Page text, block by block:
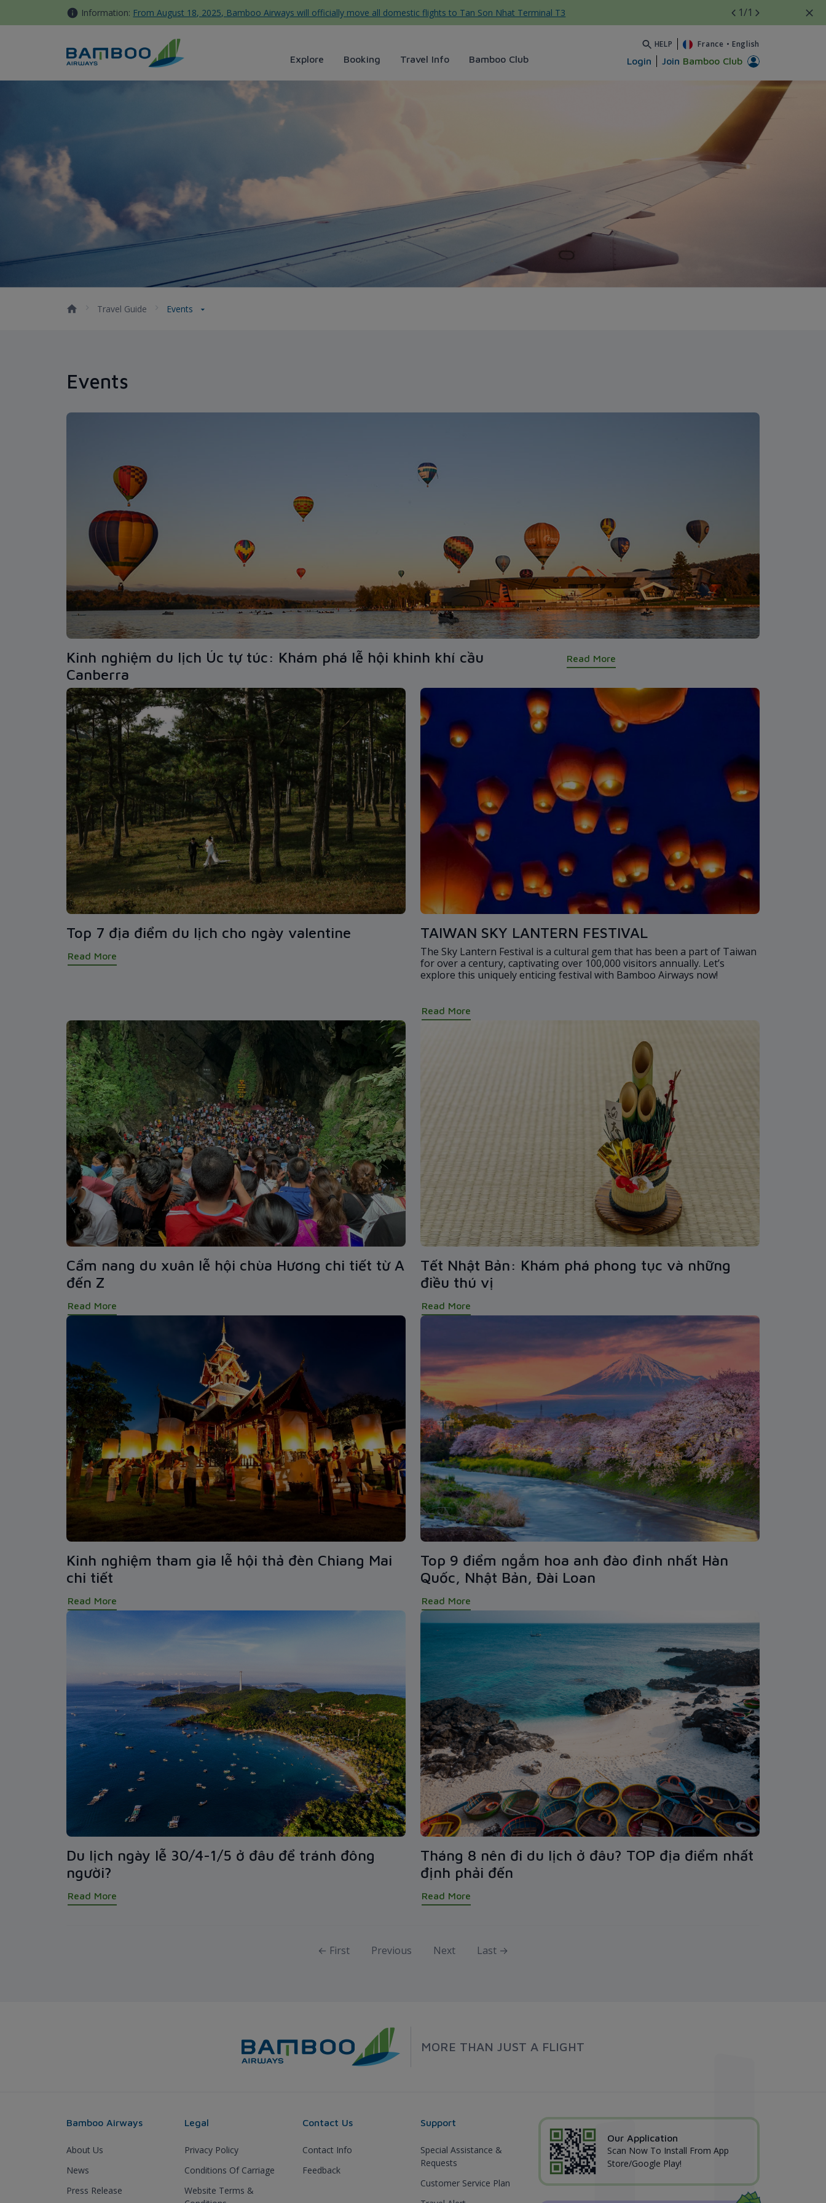
Skip to Content Information: From August 18, 2025, Bamboo Airways will officially move all domestic flights to Tan Son Nhat Terminal T3 1/1
Explore Booking Travel Info Bamboo Club
HELP France • English
Login Join Bamboo Club
Events - Bamboo Airways
Travel Guide Events
Events
Kinh nghiệm du lịch Úc tự túc: Khám phá lễ hội khinh khí cầu
Canberra
Read More
Top 7 địa điểm du lịch cho ngày valentine
Read More
TAIWAN SKY LANTERN FESTIVAL
The Sky Lantern Festival is a cultural gem that has been a part of Taiwan
for over a century, captivating over 100,000 visitors annually. Let’s
explore this uniquely enticing festival with Bamboo Airways now!
Read More
Cẩm nang du xuân lễ hội chùa Hương chi tiết từ A
đến Z
Read More
Tết Nhật Bản: Khám phá phong tục và những
điều thú vị
Read More
Kinh nghiệm tham gia lễ hội thả đèn Chiang Mai
chi tiết
Read More
Top 9 điểm ngắm hoa anh đào đỉnh nhất Hàn
Quốc, Nhật Bản, Đài Loan
Read More
Du lịch ngày lễ 30/4-1/5 ở đâu để tránh đông
người?
Read More
Tháng 8 nên đi du lịch ở đâu? TOP địa điểm nhất
định phải đến
Read More
← First Previous Next Last →
MORE THAN JUST A FLIGHT
Bamboo Airways
About Us
News
Press Release
Legal
Privacy Policy
Conditions Of Carriage
Website Terms &
Contact Us
Contact Info
Feedback
Support
Special Assistance &
Requests
Customer Service Plan
Our Application
Scan Now To Install From App
Store/Google Play!